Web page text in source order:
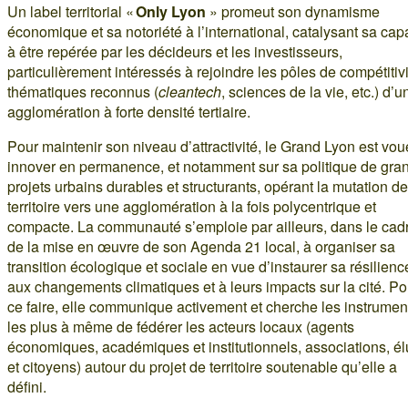
Un label territorial «Only Lyon » promeut son dynamisme
économique et sa notoriété à l’international, catalysant sa
à être repérée par les décideurs et les investisseurs,
particulièrement intéressés à rejoindre les pôles de
thématiques reconnus (cleantech, sciences de la vie, etc.)
agglomération à forte densité tertiaire.
Pour maintenir son niveau d’attractivité, le Grand Lyon est
innover en permanence, et notamment sur sa politique de
projets urbains durables et structurants, opérant la mutation
territoire vers une agglomération à la fois polycentrique et
compacte. La communauté s’emploie par ailleurs, dans le
de la mise en œuvre de son Agenda 21 local, à organiser sa
transition écologique et sociale en vue d’instaurer sa
aux changements climatiques et à leurs impacts sur la cité.
ce faire, elle communique activement et cherche les
les plus à même de fédérer les acteurs locaux (agents
économiques, académiques et institutionnels, associations,
et citoyens) autour du projet de territoire soutenable qu’elle a
défini.